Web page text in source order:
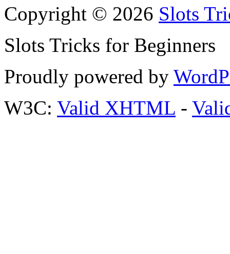
Copyright © 2026 Slots
Slots Tricks for Beginners
Proudly powered by
W3C: Valid XHTML -